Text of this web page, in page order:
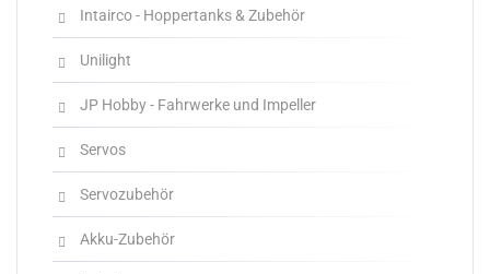
Intairco - Hoppertanks & Zubehör
Unilight
JP Hobby - Fahrwerke und Impeller
Servos
Servozubehör
Akku-Zubehör